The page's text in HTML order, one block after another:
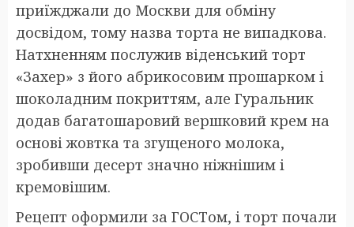
приїжджали до Москви для обміну
досвідом, тому назва торта не випадкова.
Натхненням послужив віденський торт
«Захер» з його абрикосовим прошарком і
шоколадним покриттям, але Гуральник
додав багатошаровий вершковий крем на
основі жовтка та згущеного молока,
зробивши десерт значно ніжнішим і
кремовішим.
Рецепт оформили за ГОСТом, і торт почали